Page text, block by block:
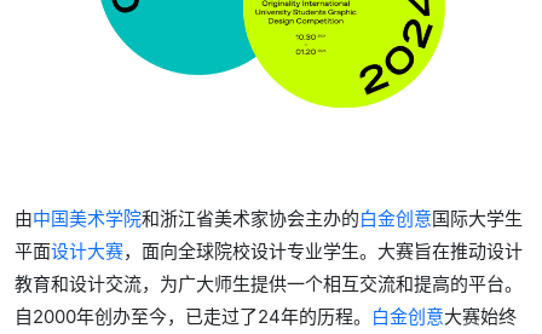
由中国美术学院和浙江省美术家协会主办的白金创意国际大学生
平面设计大赛，面向全球院校设计专业学生。大赛旨在推动设计
教育和设计交流，为广大师生提供一个相互交流和提高的平台。
自2000年创办至今，已走过了24年的历程。
白金创意大赛始终